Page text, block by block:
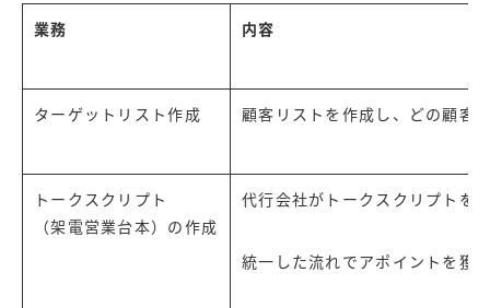
業務 内容
ターゲットリスト作成 顧客リストを作成し、どの顧客
トークスクリプト
（架電営業台本）の作成
代行会社がトークスクリプトを
統一した流れでアポイントを獲